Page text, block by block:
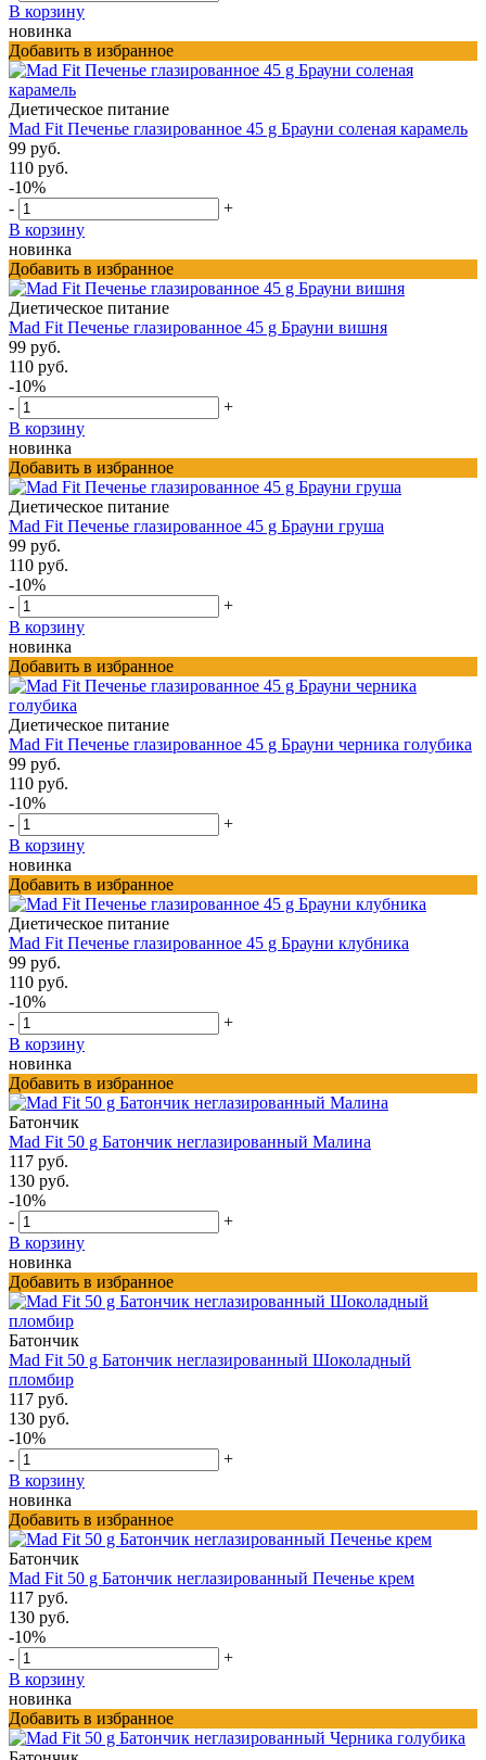
В корзину
новинка
Добавить в избранное
Диетическое питание
Mad Fit Печенье глазированное 45 g Брауни соленая карамель
99 руб.
110 руб.
-10%
-
+
В корзину
новинка
Добавить в избранное
Диетическое питание
Mad Fit Печенье глазированное 45 g Брауни вишня
99 руб.
110 руб.
-10%
-
+
В корзину
новинка
Добавить в избранное
Диетическое питание
Mad Fit Печенье глазированное 45 g Брауни груша
99 руб.
110 руб.
-10%
-
+
В корзину
новинка
Добавить в избранное
Диетическое питание
Mad Fit Печенье глазированное 45 g Брауни черника голубика
99 руб.
110 руб.
-10%
-
+
В корзину
новинка
Добавить в избранное
Диетическое питание
Mad Fit Печенье глазированное 45 g Брауни клубника
99 руб.
110 руб.
-10%
-
+
В корзину
новинка
Добавить в избранное
Батончик
Mad Fit 50 g Батончик неглазированный Малина
117 руб.
130 руб.
-10%
-
+
В корзину
новинка
Добавить в избранное
Батончик
Mad Fit 50 g Батончик неглазированный Шоколадный
пломбир
117 руб.
130 руб.
-10%
-
+
В корзину
новинка
Добавить в избранное
Батончик
Mad Fit 50 g Батончик неглазированный Печенье крем
117 руб.
130 руб.
-10%
-
+
В корзину
новинка
Добавить в избранное